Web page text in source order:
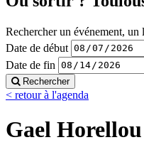
Rechercher un événement,
Date de début
Date de fin
Rechercher
< retour à l'agenda
Gael Horellou